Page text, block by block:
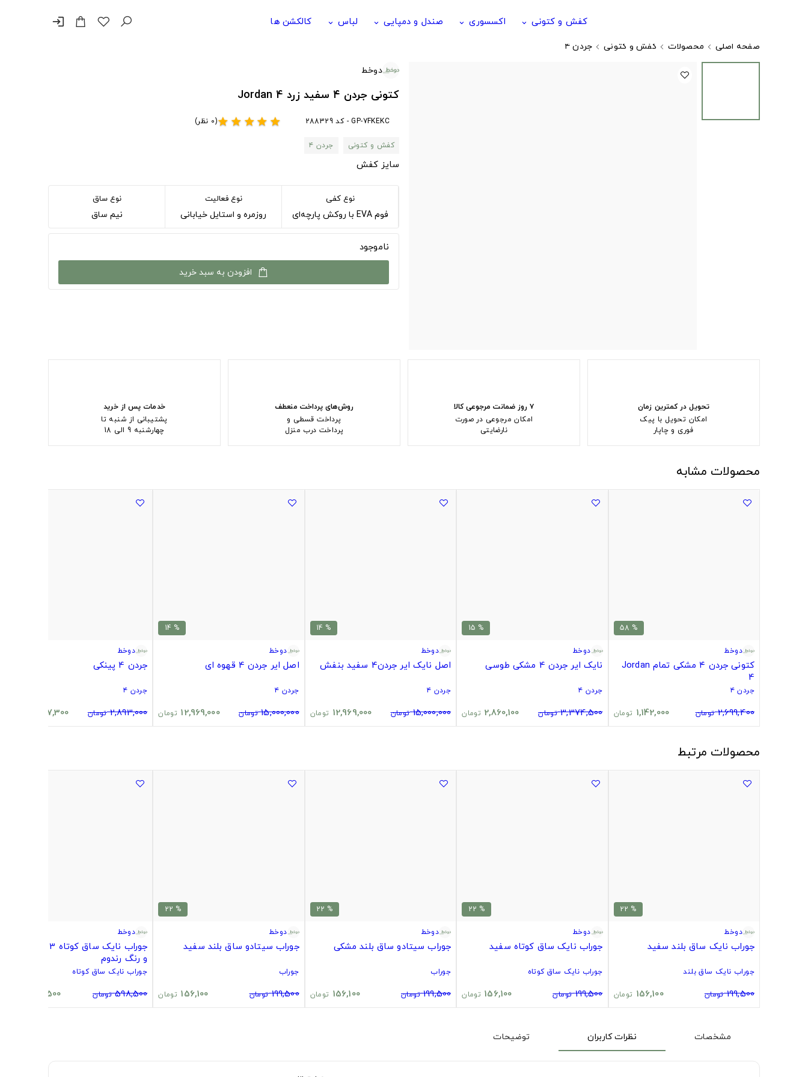
کفش و کتونی keyboard_arrow_down اکسسوری keyboard_arrow_down صندل و دمپایی keyboard_arrow_down لباس keyboard_arrow_down کالکشن ها login
صفحه اصلی محصولات کفش و کتونی
جردن ۴
دوخط
کتونی جردن ۴ سفید زرد Jordan 4
GP-7FKEKC - کد 288329 star
star
star
star
star(0 نظر)
کفش و کتونی
جردن ۴
سایز کفش
نوع کفی
فوم EVA با روکش پارچه‌ای
نوع فعالیت
روزمره و استایل خیابانی
نوع ساق
نیم ساق
ناموجود
افزودن به سبد خرید
تحویل در کمترین زمان
امکان تحویل با پیک
فوری و چاپار
۷ روز ضمانت مرجوعی کالا
امکان مرجوعی در صورت
نارضایتی
روش‌های پرداخت منعطف
پرداخت قسطی و
پرداخت درب منزل
خدمات پس از خرید
پشتیبانی از شنبه تا
چهارشنبه 9 الی 18
محصولات مشابه
% 58
دوخط
کتونی جردن ۴ مشکی تمام Jordan
4
جردن ۴
2,699,400 تومان 1,142,000 تومان
% 15
دوخط
نایک ایر جردن 4 مشکی طوسی
جردن ۴
3,374,500 تومان 2,860,100 تومان
% 14
دوخط
اصل نایک ایر جردن4 سفید بنفش
جردن ۴
15,000,000 تومان 12,969,000 تومان
% 14
دوخط
اصل ایر جردن 4 قهوه ای
جردن ۴
15,000,000 تومان 12,969,000 تومان
دوخط
جردن 4 پینکی
جردن ۴
2,893,000 تومان 2,447,300
محصولات مرتبط
% 22
دوخط
جوراب نایک ساق بلند سفید
جوراب نایک ساق بلند
199,500 تومان 156,100 تومان
% 22
دوخط
جوراب نایک ساق کوتاه سفید
جوراب نایک ساق کوتاه
199,500 تومان 156,100 تومان
% 22
دوخط
جوراب سیتادو ساق بلند مشکی
جوراب
199,500 تومان 156,100 تومان
% 22
دوخط
جوراب سیتادو ساق بلند سفید
جوراب
199,500 تومان 156,100 تومان
دوخط
و رنگ رندوم
جوراب نایک ساق کوتاه
598,500 تومان 480,500
مشخصات نظرات کاربران توضیحات